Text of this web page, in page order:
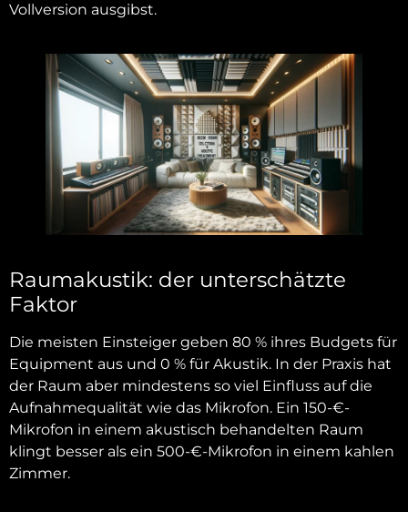
Vollversion ausgibst.
Raumakustik: der unterschätzte
Faktor
Die meisten Einsteiger geben 80 % ihres Budgets für
Equipment aus und 0 % für Akustik. In der Praxis hat
der Raum aber mindestens so viel Einfluss auf die
Aufnahmequalität wie das Mikrofon. Ein 150-€-
Mikrofon in einem akustisch behandelten Raum
klingt besser als ein 500-€-Mikrofon in einem kahlen
Zimmer.